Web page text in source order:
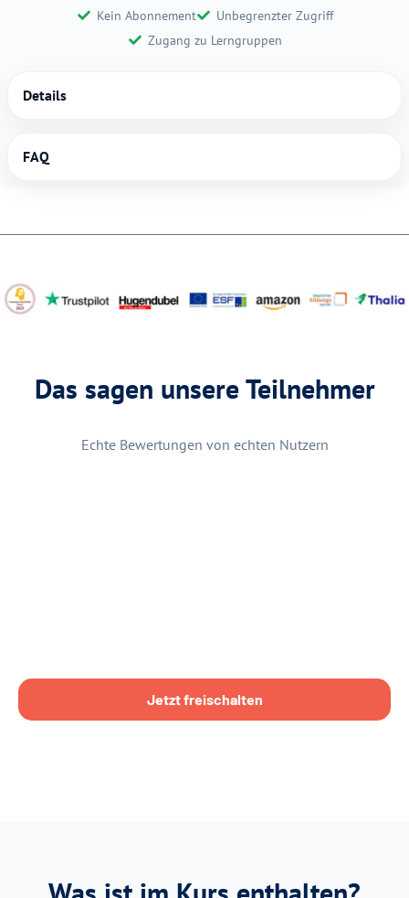
Kein Abonnement
Unbegrenzter Zugriff
Zugang zu Lerngruppen
Details
FAQ
Das sagen unsere Teilnehmer
Echte Bewertungen von echten Nutzern
Jetzt freischalten